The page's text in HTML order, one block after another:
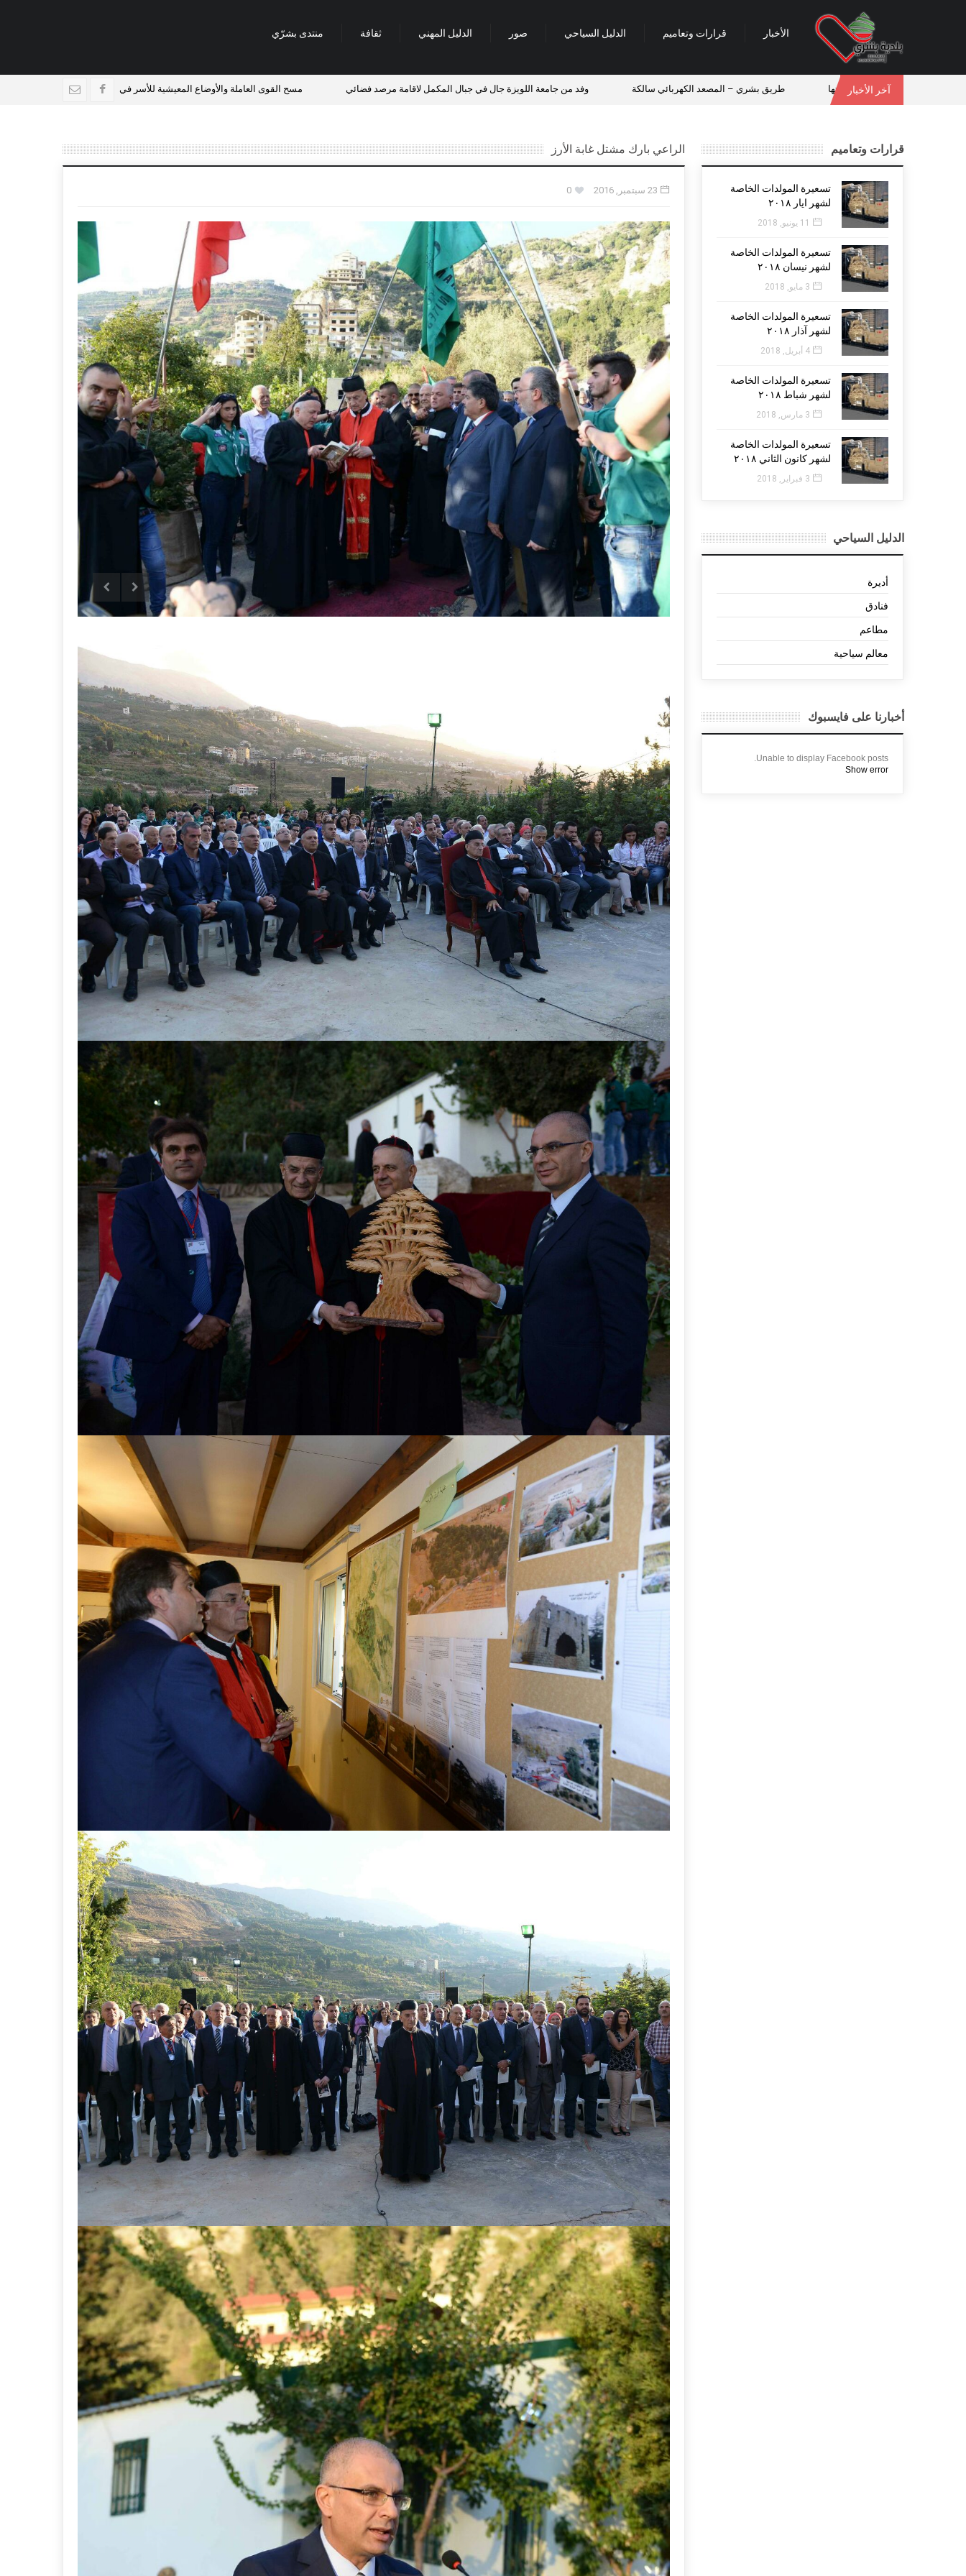
الأخبار قرارات وتعاميم الدليل السياحي صور الدليل المهني ثقافة منتدى بشرّي
آخر الأخبارطريق بشري – المصعد الكهربائي سالكة وفد من جامعة اللويزة جال في جبال المكمل لاقامة مرصد فضائي مسح القوى العاملة والأوضاع المعيشية للأسر في لبنان فرص عمل في منطقة بشري
الراعي بارك مشتل غابة الأرز
23 سبتمبر, 2016 0
قرارات وتعاميم
تسعيرة المولدات الخاصة
لشهر ايار ٢٠١٨
11 يونيو, 2018
تسعيرة المولدات الخاصة
لشهر نيسان ٢٠١٨
3 مايو, 2018
تسعيرة المولدات الخاصة
لشهر آذار ٢٠١٨
4 أبريل, 2018
تسعيرة المولدات الخاصة
لشهر شباط ٢٠١٨
3 مارس, 2018
تسعيرة المولدات الخاصة
لشهر كانون الثاني ٢٠١٨
3 فبراير, 2018
الدليل السياحي
أديرة
فنادق
مطاعم
معالم سياحية
أخبارنا على فايسبوك
Unable to display Facebook posts.
Show error